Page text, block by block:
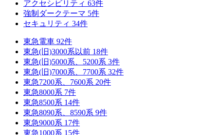
アクセシビリティ 63件
強制ダークテーマ 5件
セキュリティ 34件
東急電車 92件
東急(旧)3000系以前 18件
東急(旧)5000系、5200系 3件
東急(旧)7000系、7700系 32件
東急7200系、7600系 20件
東急8000系 7件
東急8500系 14件
東急8090系、8590系 9件
東急9000系 17件
東急1000系 15件